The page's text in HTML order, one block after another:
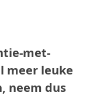
met-
meer leuke
neem dus